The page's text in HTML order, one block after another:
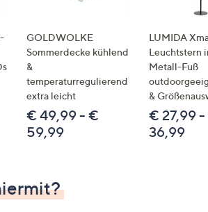
GOLDWOLKE
Sommerdecke kühlend
&
temperaturregulierend
extra leicht
€ 49,99 - €
59,99
LUMIDA
Leuchtstern
Metall-Fuß
&
€ 27,99
36,99